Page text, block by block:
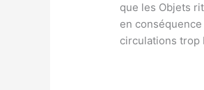
que les Objets
en
circulations trop